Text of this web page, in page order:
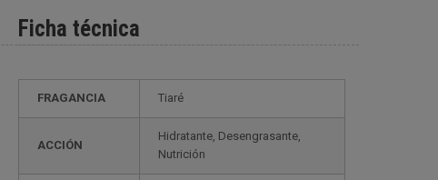
Ficha técnica
FRAGANCIA Tiaré
ACCIÓN
Hidratante, Desengrasante,
Nutrición